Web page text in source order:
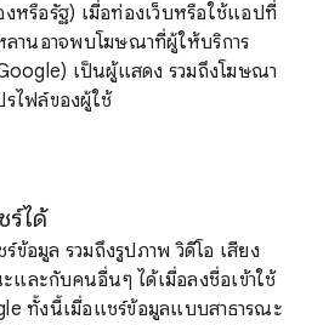
หรือรัฐ) เมื่อท่องเว็บหรือใช้แอปที่
ลานอาจพบโฆษณาที่ผู้ให้บริการ
เป็นผู้แสดง รวมถึงโฆษณา
ไฟล์ของผู้ใช้
ร์ได้
อมูล รวมถึงรูปภาพ วิดีโอ เสียง
และกับคนอื่นๆ ได้เมื่อลงชื่อเข้าใช้
ทั้งนี้เมื่อแชร์ข้อมูลแบบสาธารณะ